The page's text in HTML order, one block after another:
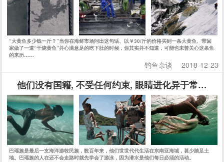
“大黄鱼多少钱一斤？”当你在海鲜市场问出这句话、以￥30/斤的价格买到一条大黄鱼、带回
家做了一道“干烧黄鱼”并心满意足的吃下肚的时候，你其实并不知道，可能也未曾关心这条鱼
的来历……
钓鱼杂谈 2018-12-23
他们没有国籍, 不受任何约束, 眼睛进化异于常人,
巴瑶族是最后一支海洋游牧民族，数百年来，他们世世代代生活在东南亚海域，甚少踏足土
地。巴瑶族的人在还不会走路时就先学会了游泳，因为潜水是他们每日必须的活动。